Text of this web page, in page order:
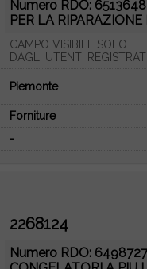
Numero RDO:
PER LA RIPARAZIONE
CAMPO VISIBILE SOLO
DAGLI UTENTI REGISTRATI
Piemonte
Forniture
-
2268124
Numero RDO: